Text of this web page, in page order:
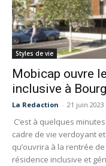
Styles de vie
Mobicap ouvre
inclusive à
La Redaction - 21 juin 2023
C’est à quelques
cadre de vie verdoyant
qu’ouvrira à la rentrée
résidence inclusive et